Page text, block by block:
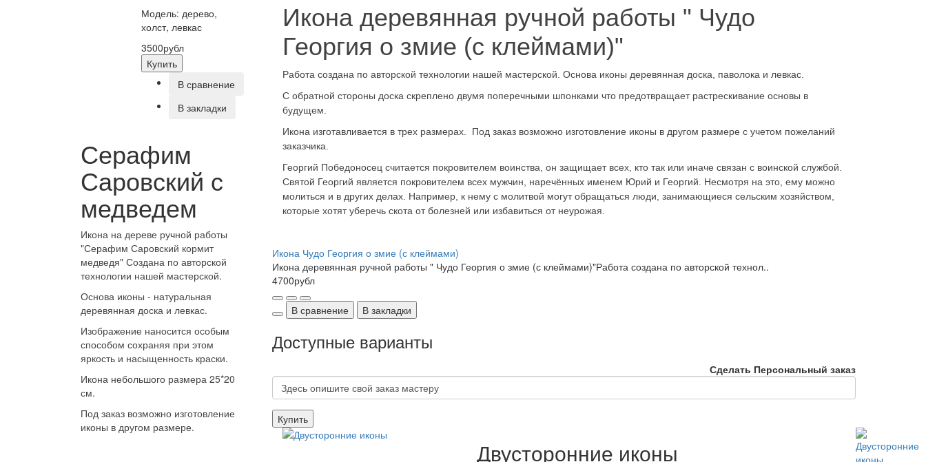
Модель: дерево,
холст, левкас
3500рубл
Купить
В сравнение
В закладки
Серафим
Саровский с
медведем
Икона на дереве ручной работы
"Серафим Саровский кормит
медведя" Создана по авторской
технологии нашей мастерской.
Основа иконы - натуральная
деревянная доска и левкас.
Изображение наносится особым
способом сохраняя при этом
яркость и насыщенность краски.
Икона небольшого размера 25*20
см.
Под заказ возможно изготовление
иконы в другом размере.
Икона деревянная ручной работы " Чудо
Георгия о змие (с клеймами)"
Работа создана по авторской технологии нашей мастерской. Основа иконы деревянная доска, паволока и левкас.
С обратной стороны доска скреплено двумя поперечными шпонками что предотвращает растрескивание основы в
будущем.
Икона изготавливается в трех размерах. Под заказ возможно изготовление иконы в другом размере с учетом пожеланий
заказчика.
Георгий Победоносец считается покровителем воинства, он защищает всех, кто так или иначе связан с воинской службой.
Святой Георгий является покровителем всех мужчин, наречённых именем Юрий и Георгий. Несмотря на это, ему можно
молиться и в других делах. Например, к нему с молитвой могут обращаться люди, занимающиеся сельским хозяйством,
которые хотят уберечь скота от болезней или избавиться от неурожая.
Икона Чудо Георгия о змие (с клеймами)
Икона деревянная ручной работы " Чудо Георгия о змие (с клеймами)"Работа создана по авторской технол..
4700рубл
В сравнение В закладки
Доступные варианты
Сделать Персональный заказ
Купить
Двусторонние иконы